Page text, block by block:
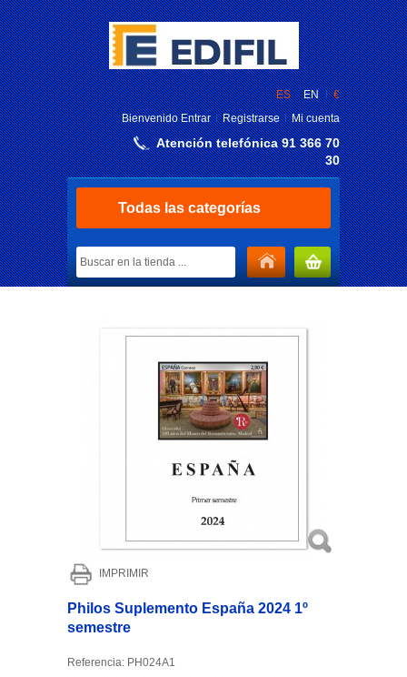
€
ES
EN
BienvenidoEntrar Registrarse Mi cuenta
Atención telefónica 91 366 70
30
Todas las categorías
MI CARRITO
IMPRIMIR
Philos Suplemento España 2024 1º
semestre
Referencia: PH024A1